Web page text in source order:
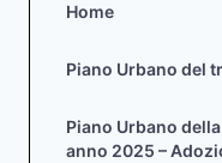
Home
Piano Urbano del
Piano Urbano
anno 2025 –